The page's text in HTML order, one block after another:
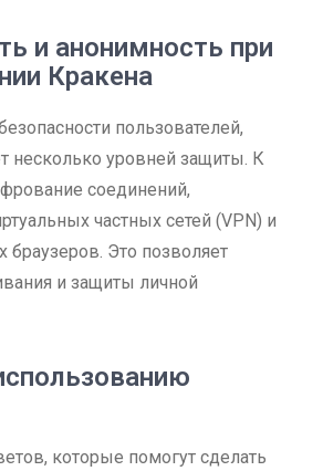
и анонимность при
Кракена
пользователей,
несколько уровней защиты. К
соединений,
частных сетей (VPN) и
Это позволяет
и защиты личной
которые помогут сделать